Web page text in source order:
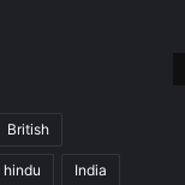
British
hindu India